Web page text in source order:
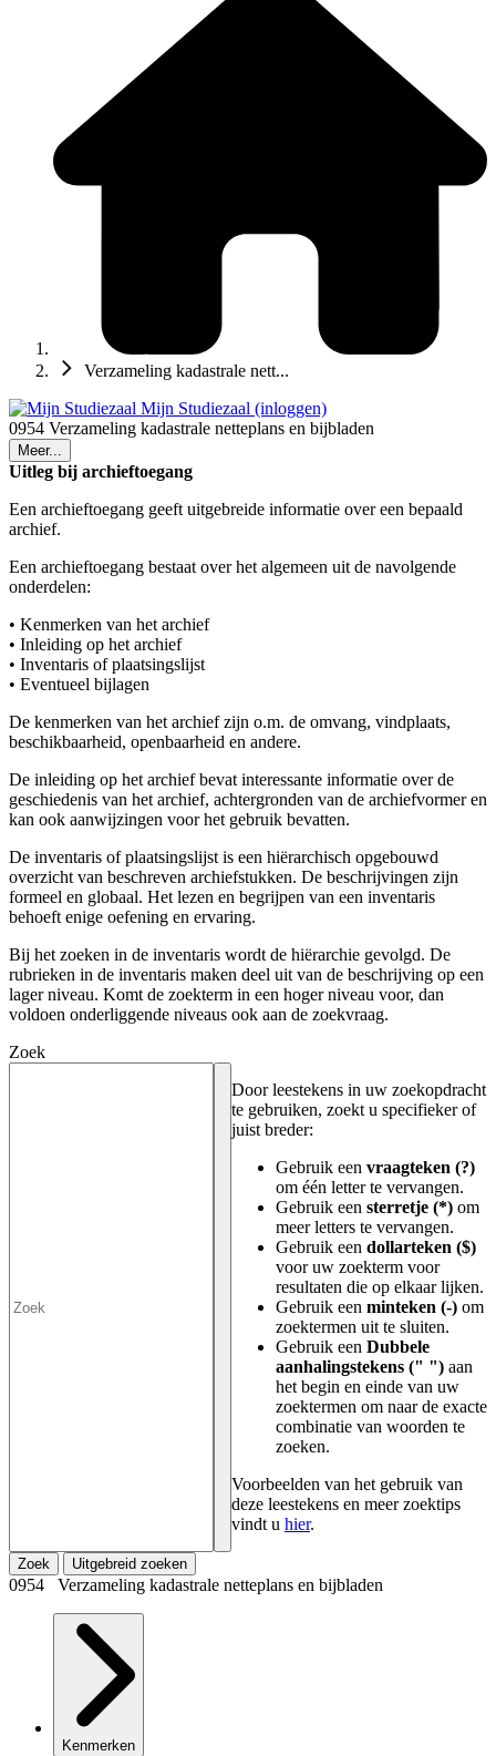
Verzameling kadastrale nett...
Mijn Studiezaal (inloggen)
0954 Verzameling kadastrale netteplans en bijbladen
Meer...
Uitleg bij archieftoegang
Een archieftoegang geeft uitgebreide informatie over een bepaald
archief.
Een archieftoegang bestaat over het algemeen uit de navolgende
onderdelen:
• Kenmerken van het archief
• Inleiding op het archief
• Inventaris of plaatsingslijst
• Eventueel bijlagen
De kenmerken van het archief zijn o.m. de omvang, vindplaats,
beschikbaarheid, openbaarheid en andere.
De inleiding op het archief bevat interessante informatie over de
geschiedenis van het archief, achtergronden van de archiefvormer en
kan ook aanwijzingen voor het gebruik bevatten.
De inventaris of plaatsingslijst is een hiërarchisch opgebouwd
overzicht van beschreven archiefstukken. De beschrijvingen zijn
formeel en globaal. Het lezen en begrijpen van een inventaris
behoeft enige oefening en ervaring.
Bij het zoeken in de inventaris wordt de hiërarchie gevolgd. De
rubrieken in de inventaris maken deel uit van de beschrijving op een
lager niveau. Komt de zoekterm in een hoger niveau voor, dan
voldoen onderliggende niveaus ook aan de zoekvraag.
Zoek
Door leestekens in uw zoekopdracht
te gebruiken, zoekt u specifieker of
juist breder:
Gebruik een vraagteken (?)
om één letter te vervangen.
Gebruik een sterretje (*) om
meer letters te vervangen.
Gebruik een dollarteken ($)
voor uw zoekterm voor
resultaten die op elkaar lijken.
Gebruik een minteken (-) om
zoektermen uit te sluiten.
Gebruik een Dubbele
aanhalingstekens (" ") aan
het begin en einde van uw
zoektermen om naar de exacte
combinatie van woorden te
zoeken.
Voorbeelden van het gebruik van
deze leestekens en meer zoektips
vindt u hier.
Zoek Uitgebreid zoeken
0954 Verzameling kadastrale netteplans en bijbladen
Kenmerken